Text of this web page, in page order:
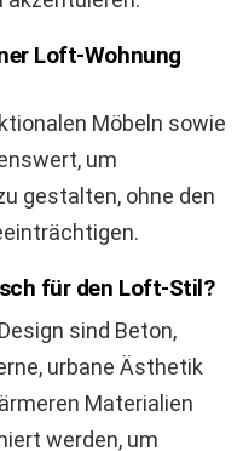
Loft-Wohnung
Möbeln sowie
um
gestalten, ohne den
für den Loft-Stil?
sind Beton,
urbane Ästhetik
Materialien
werden, um